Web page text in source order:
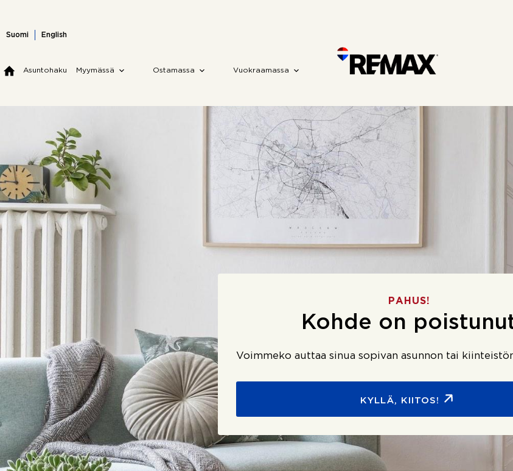
content
Suomi English
Asuntohaku Myymässä Ostamassa Vuokraamassa
PAHUS!
Kohde on
Voimmeko auttaa sinua sopivan asunnon tai
KYLLÄ, KIITOS!